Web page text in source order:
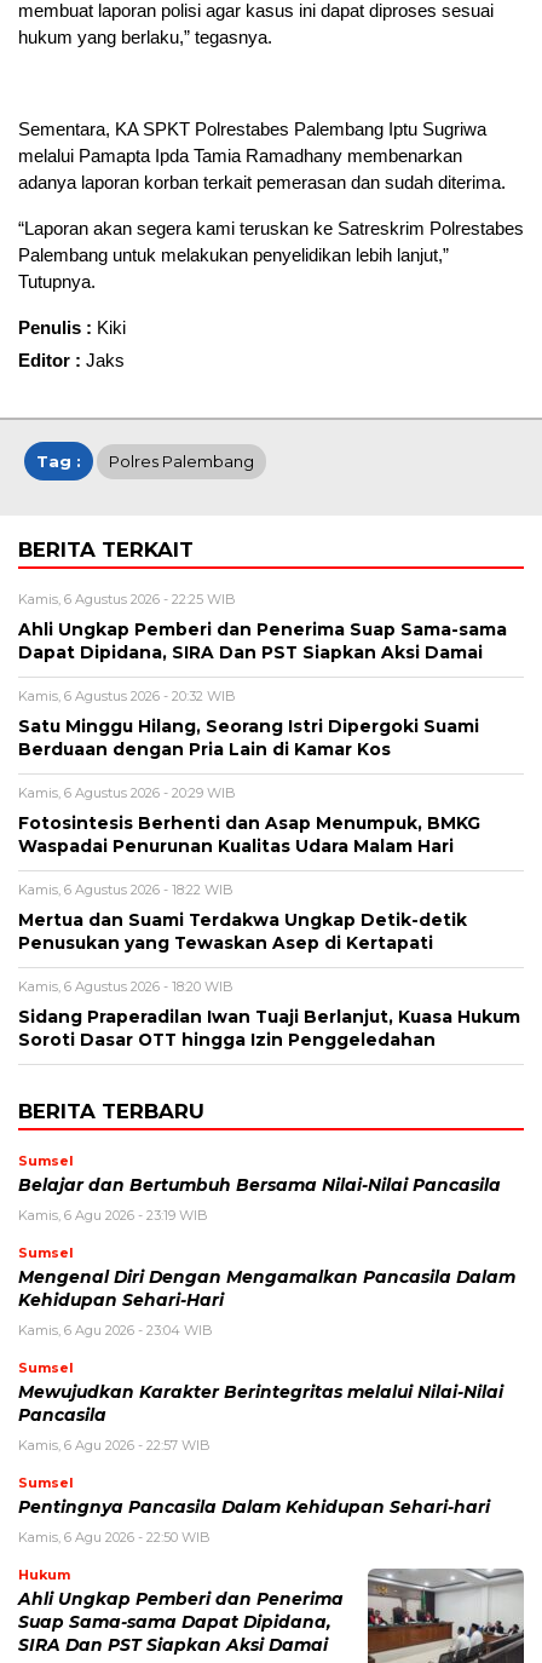
membuat laporan polisi agar kasus ini dapat diproses sesuai
hukum yang berlaku,” tegasnya.
Sementara, KA SPKT Polrestabes Palembang Iptu Sugriwa
melalui Pamapta Ipda Tamia Ramadhany membenarkan
adanya laporan korban terkait pemerasan dan sudah diterima.
“Laporan akan segera kami teruskan ke Satreskrim Polrestabes
Palembang untuk melakukan penyelidikan lebih lanjut,”
Tutupnya.
Penulis : Kiki
Editor : Jaks
Tag : Polres Palembang
BERITA TERKAIT
Kamis, 6 Agustus 2026 - 22:25 WIB
Ahli Ungkap Pemberi dan Penerima Suap Sama-sama
Dapat Dipidana, SIRA Dan PST Siapkan Aksi Damai
Kamis, 6 Agustus 2026 - 20:32 WIB
Satu Minggu Hilang, Seorang Istri Dipergoki Suami
Berduaan dengan Pria Lain di Kamar Kos
Kamis, 6 Agustus 2026 - 20:29 WIB
Fotosintesis Berhenti dan Asap Menumpuk, BMKG
Waspadai Penurunan Kualitas Udara Malam Hari
Kamis, 6 Agustus 2026 - 18:22 WIB
Mertua dan Suami Terdakwa Ungkap Detik-detik
Penusukan yang Tewaskan Asep di Kertapati
Kamis, 6 Agustus 2026 - 18:20 WIB
Sidang Praperadilan Iwan Tuaji Berlanjut, Kuasa Hukum
Soroti Dasar OTT hingga Izin Penggeledahan
BERITA TERBARU
Sumsel
Belajar dan Bertumbuh Bersama Nilai-Nilai Pancasila
Kamis, 6 Agu 2026 - 23:19 WIB
Sumsel
Mengenal Diri Dengan Mengamalkan Pancasila Dalam
Kehidupan Sehari-Hari
Kamis, 6 Agu 2026 - 23:04 WIB
Sumsel
Mewujudkan Karakter Berintegritas melalui Nilai-Nilai
Pancasila
Kamis, 6 Agu 2026 - 22:57 WIB
Sumsel
Pentingnya Pancasila Dalam Kehidupan Sehari-hari
Kamis, 6 Agu 2026 - 22:50 WIB
Hukum
Ahli Ungkap Pemberi dan Penerima
Suap Sama-sama Dapat Dipidana,
SIRA Dan PST Siapkan Aksi Damai